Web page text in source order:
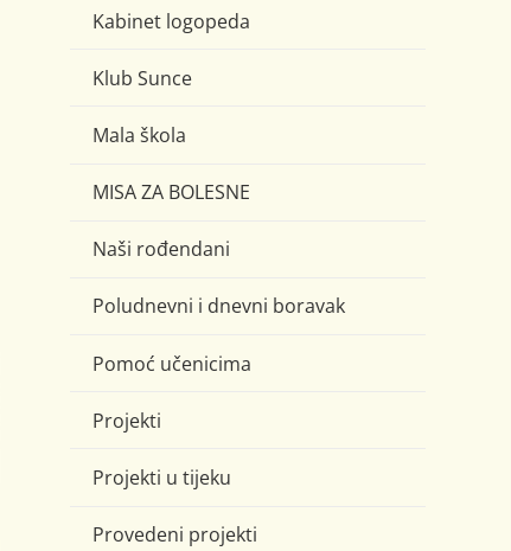
Kabinet logopeda
Klub Sunce
Mala škola
MISA ZA BOLESNE
Naši rođendani
Poludnevni i dnevni boravak
Pomoć učenicima
Projekti
Projekti u tijeku
Provedeni projekti